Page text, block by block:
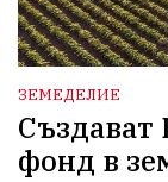
ЗЕМЕДЕЛИЕ
Създават
фонд в